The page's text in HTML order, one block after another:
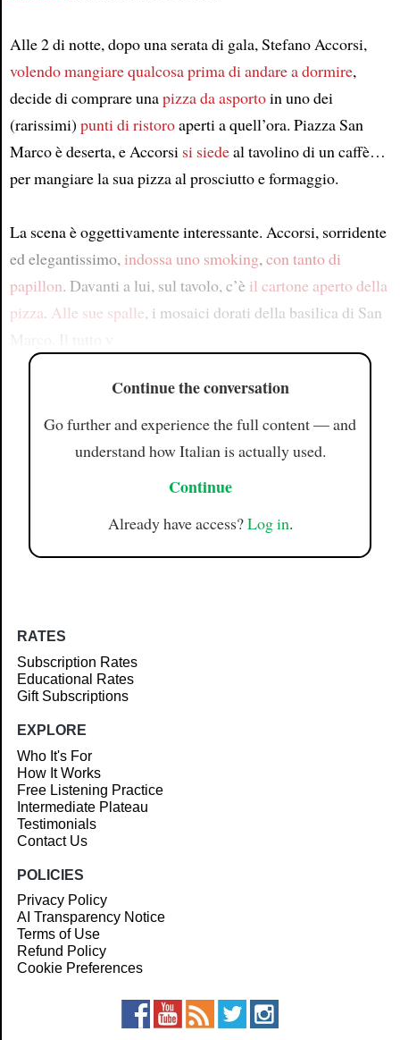
Alle 2 di notte, dopo una serata di gala, Stefano Accorsi,
volendo mangiare qualcosa prima di andare a dormire,
decide di comprare unapizza da asportoin uno dei
(rarissimi) punti di ristoroaperti a quell’ora. Piazza San
Marco è deserta, e Accorsi si siedeal tavolino di un caffè…
per mangiare la sua pizza al prosciutto e formaggio.
La scena è oggettivamente interessante. Accorsi, sorridente
ed elegantissimo, indossa uno smoking,con tanto di
papillon. Davanti a lui, sul tavolo, c’è il cartone aperto della
pizza. Alle sue spalle, i mosaici dorati della basilica di San
Continue the conversation
Go further and experience the full content — and
understand how Italian is actually used.
Continue
Already have access?Log in.
RATES
Subscription Rates
Educational Rates
Gift Subscriptions
EXPLORE
Who It's For
How It Works
Free Listening Practice
Intermediate Plateau
Testimonials
Contact Us
POLICIES
Privacy Policy
AI Transparency Notice
Terms of Use
Refund Policy
Cookie Preferences